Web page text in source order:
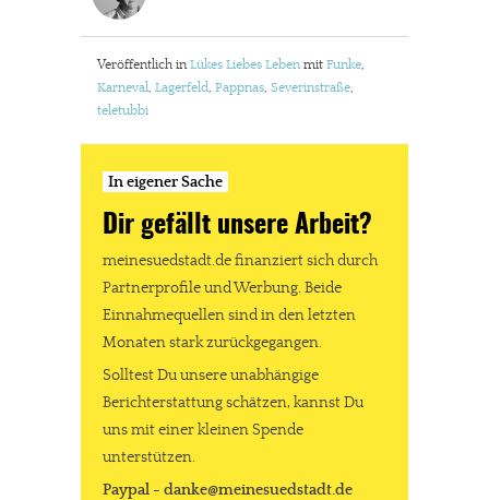
Paypal - danke@meinesuedstadt.de
JETZT SPENDEN Schon erledigt!
Veröffentlich in Lükes Liebes Leben mit Funke,
Karneval, Lagerfeld, Pappnas, Severinstraße,
teletubbi
In eigener Sache
Dir gefällt unsere Arbeit?
meinesuedstadt.de finanziert sich durch
Partnerprofile und Werbung. Beide
Einnahmequellen sind in den letzten
Monaten stark zurückgegangen.
Solltest Du unsere unabhängige
Berichterstattung schätzen, kannst Du
uns mit einer kleinen Spende
unterstützen.
Paypal - danke@meinesuedstadt.de